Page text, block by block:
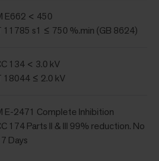
E662 < 450
11785 s1 ≤ 750 %.min (GB 8624)
134 < 3.0 kV
18044 ≤ 2.0 kV
E-2471 Complete Inhibition
174 Parts II & III 99% reduction. No
Days